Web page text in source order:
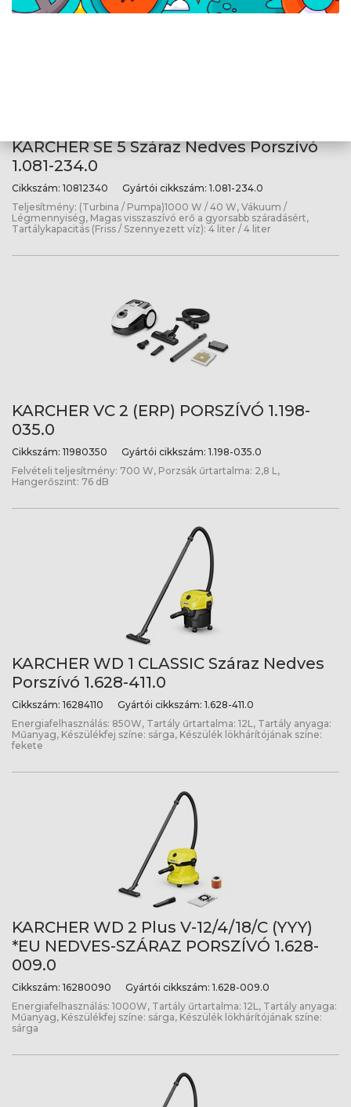
KARCHER SE 5 Száraz Nedves Porszívó
1.081-234.0
Cikkszám: 10812340 Gyártói cikkszám: 1.081-234.0
Teljesítmény: (Turbina / Pumpa)1000 W / 40 W, Vákuum /
Légmennyiség, Magas visszaszívó erő a gyorsabb száradásért,
Tartálykapacitás (Friss / Szennyezett víz): 4 liter / 4 liter
KARCHER VC 2 (ERP) PORSZÍVÓ 1.198-
035.0
Cikkszám: 11980350 Gyártói cikkszám: 1.198-035.0
Felvételi teljesítmény: 700 W, Porzsák űrtartalma: 2,8 L,
Hangerőszint: 76 dB
KARCHER WD 1 CLASSIC Száraz Nedves
Porszívó 1.628-411.0
Cikkszám: 16284110 Gyártói cikkszám: 1.628-411.0
Energiafelhasználás: 850W, Tartály űrtartalma: 12L, Tartály anyaga:
Műanyag, Készülékfej színe: sárga, Készülék lökhárítójának színe:
fekete
KARCHER WD 2 Plus V-12/4/18/C (YYY)
*EU NEDVES-SZÁRAZ PORSZÍVÓ 1.628-
009.0
Cikkszám: 16280090 Gyártói cikkszám: 1.628-009.0
Energiafelhasználás: 1000W, Tartály űrtartalma: 12L, Tartály anyaga:
Műanyag, Készülékfej színe: sárga, Készülék lökhárítójának színe:
sárga